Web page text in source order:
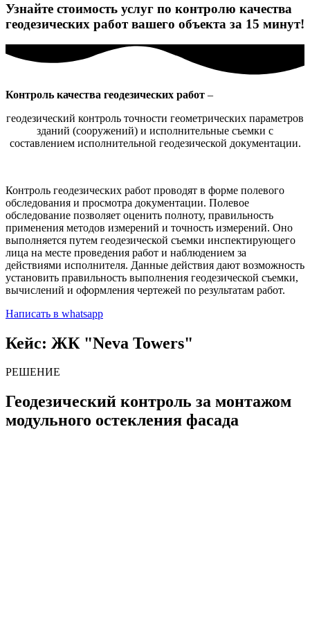
Узнайте стоимость услуг по контролю качества
геодезических работ вашего объекта за 15 минут!
Контроль качества геодезических работ –
геодезический контроль точности геометрических параметров
зданий (сооружений) и исполнительные съемки с
составлением исполнительной геодезической документации.
Контроль геодезических работ проводят в форме полевого
обследования и просмотра документации. Полевое
обследование позволяет оценить полноту, правильность
применения методов измерений и точность измерений. Оно
выполняется путем геодезической съемки инспектирующего
лица на месте проведения работ и наблюдением за
действиями исполнителя. Данные действия дают возможность
установить правильность выполнения геодезической съемки,
вычислений и оформления чертежей по результатам работ.
Написать в whatsapp
Кейс: ЖК "Neva Towers"
РЕШЕНИЕ
Геодезический контроль за монтажом
модульного остекления фасада